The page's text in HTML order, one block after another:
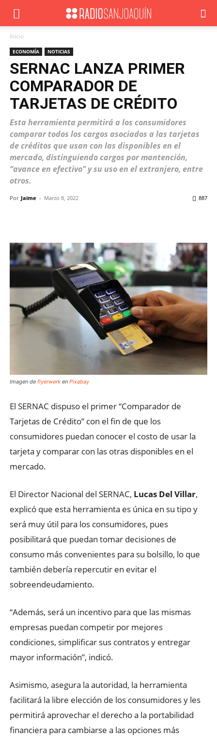
Inicio
ECONOMÍA NOTICIAS
SERNAC LANZA PRIMER
COMPARADOR DE
TARJETAS DE CRÉDITO
Esta herramienta permitirá a los consumidores
comparar todos los cargos asociados a las tarjetas
de créditos que usan con las disponibles en el
mercado, distinguiendo cargos por mantención,
“avance en efectivo” y su uso en el extranjero, entre
otros.
Por Jaime - Marzo 8, 2022 887
Imagen de flyerwerk en Pixabay
El SERNAC dispuso el primer “Comparador de
Tarjetas de Crédito” con el fin de que los
consumidores puedan conocer el costo de usar la
tarjeta y comparar con las otras disponibles en el
mercado.
El Director Nacional del SERNAC, Lucas Del Villar,
explicó que esta herramienta es única en su tipo y
será muy útil para los consumidores, pues
posibilitará que puedan tomar decisiones de
consumo más convenientes para su bolsillo, lo que
también debería repercutir en evitar el
sobreendeudamiento.
“Además, será un incentivo para que las mismas
empresas puedan competir por mejores
condiciones, simplificar sus contratos y entregar
mayor información”, indicó.
Asimismo, asegura la autoridad, la herramienta
facilitará la libre elección de los consumidores y les
permitirá aprovechar el derecho a la portabilidad
financiera para cambiarse a las opciones más